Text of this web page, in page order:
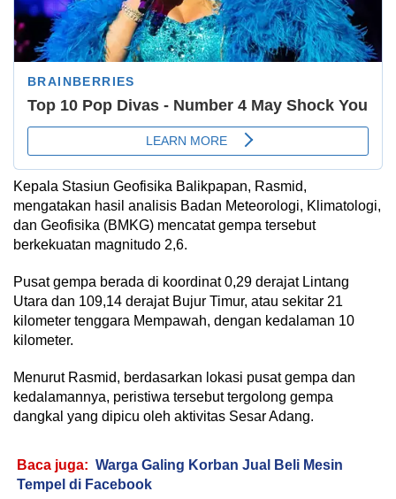
Kepala Stasiun Geofisika Balikpapan, Rasmid,
mengatakan hasil analisis Badan Meteorologi, Klimatologi,
dan Geofisika (BMKG) mencatat gempa tersebut
berkekuatan magnitudo 2,6.
Pusat gempa berada di koordinat 0,29 derajat Lintang
Utara dan 109,14 derajat Bujur Timur, atau sekitar 21
kilometer tenggara Mempawah, dengan kedalaman 10
kilometer.
Menurut Rasmid, berdasarkan lokasi pusat gempa dan
kedalamannya, peristiwa tersebut tergolong gempa
dangkal yang dipicu oleh aktivitas Sesar Adang.
Baca juga: Warga Galing Korban Jual Beli Mesin
Tempel di Facebook